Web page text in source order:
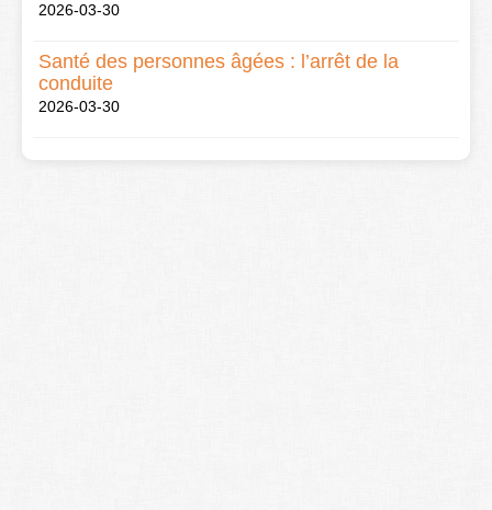
2026-03-30
Santé des personnes âgées : l’arrêt de la
conduite
2026-03-30